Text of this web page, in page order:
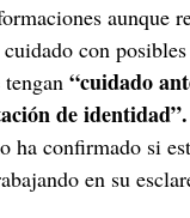
aunque
con
“cuidado
de identidad”.
ha confirmado si
en su